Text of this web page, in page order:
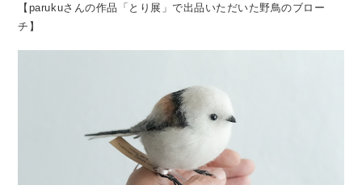
【parukuさんの作品「とり展」で出品いただいた野鳥のブロー
チ】